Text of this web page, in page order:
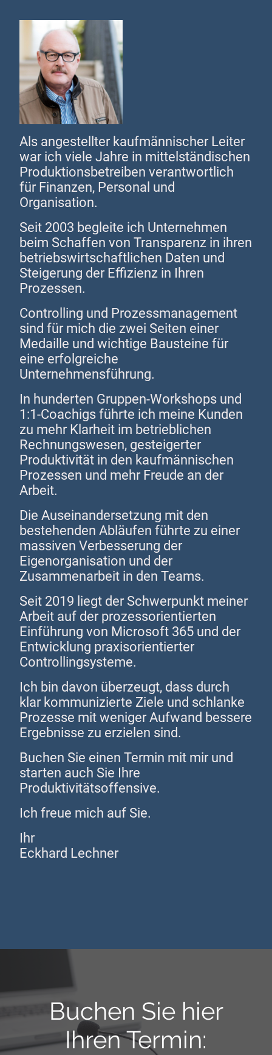
Als angestellter kaufmännischer Leiter
war ich viele Jahre in mittelständischen
Produktionsbetreiben verantwortlich
für Finanzen, Personal und
Organisation.
Seit 2003 begleite ich Unternehmen
beim Schaffen von Transparenz in ihren
betriebswirtschaftlichen Daten und
Steigerung der Effizienz in Ihren
Prozessen.
Controlling und Prozessmanagement
sind für mich die zwei Seiten einer
Medaille und wichtige Bausteine für
eine erfolgreiche
Unternehmensführung.
In hunderten Gruppen-Workshops und
1:1-Coachigs führte ich meine Kunden
zu mehr Klarheit im betrieblichen
Rechnungswesen, gesteigerter
Produktivität in den kaufmännischen
Prozessen und mehr Freude an der
Arbeit.
Die Auseinandersetzung mit den
bestehenden Abläufen führte zu einer
massiven Verbesserung der
Eigenorganisation und der
Zusammenarbeit in den Teams.
Seit 2019 liegt der Schwerpunkt meiner
Arbeit auf der prozessorientierten
Einführung von Microsoft 365 und der
Entwicklung praxisorientierter
Controllingsysteme.
Ich bin davon überzeugt, dass durch
klar kommunizierte Ziele und schlanke
Prozesse mit weniger Aufwand bessere
Ergebnisse zu erzielen sind.
Buchen Sie einen Termin mit mir und
starten auch Sie Ihre
Produktivitätsoffensive.
Ich freue mich auf Sie.
Ihr
Eckhard Lechner
Buchen Sie hier
Ihren Termin: